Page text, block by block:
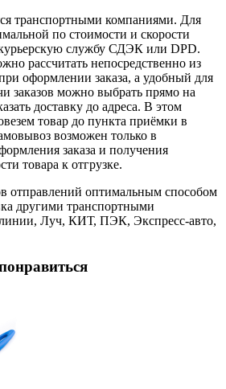
транспортными компаниями. Для
по стоимости и скорости
курьерскую службу СДЭК или DPD.
рассчитать непосредственно из
оформлении заказа, а удобный для
заказов можно выбрать прямо на
доставку до адреса. В этом
товар до пункта приёмки в
возможен только в
заказа и получения
товара к отгрузке.
отправлений оптимальным способом
другими транспортными
Луч, КИТ, ПЭК, Экспресс-авто,